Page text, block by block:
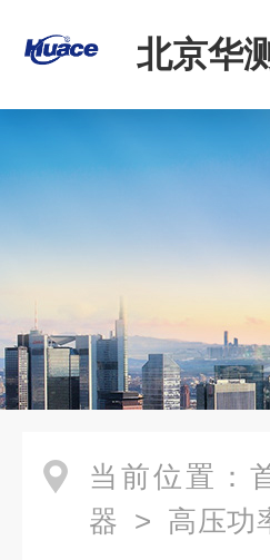
北京华
当前位置：
器 > 高压功